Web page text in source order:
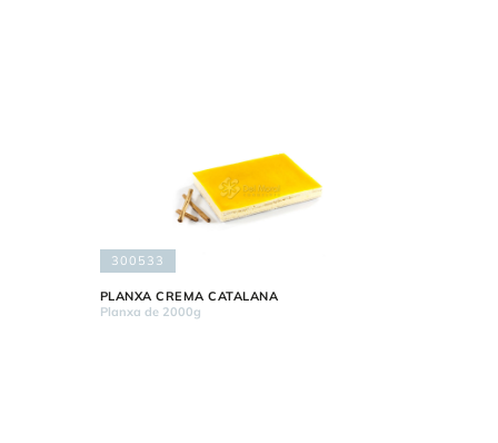
300533
PLANXA CREMA CATALANA
Planxa de 2000g